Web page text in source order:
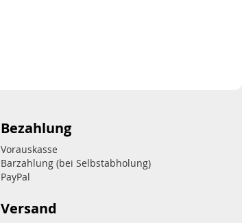
Bezahlung
Vorauskasse
Barzahlung (bei Selbstabholung)
PayPal
Versand